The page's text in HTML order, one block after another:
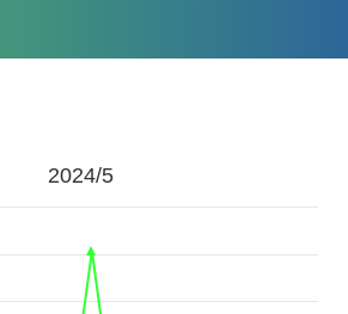
2024/5